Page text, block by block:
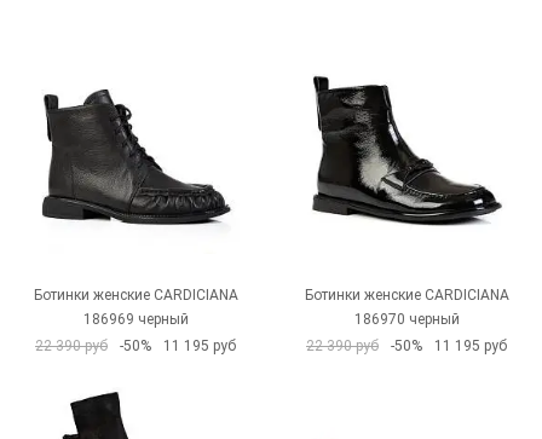
Ботинки женские CARDICIANA
186969 черный
22 390 руб
-50% 11 195 руб
Ботинки женские CARDICIANA
186970 черный
22 390 руб
-50% 11 195 руб